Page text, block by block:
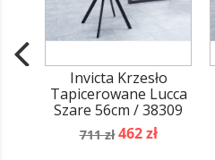
Invicta Krzesło
Tapicerowane Lucca
Szare 56cm / 38309
Cena
711 zł Cena
462 zł